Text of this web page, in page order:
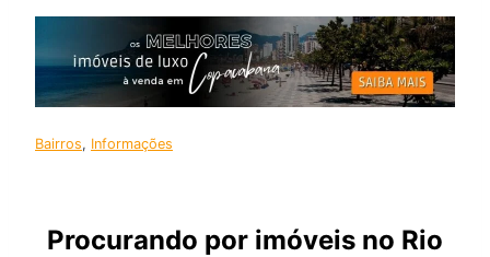
Bairros, Informações
Procurando por imóveis no Rio